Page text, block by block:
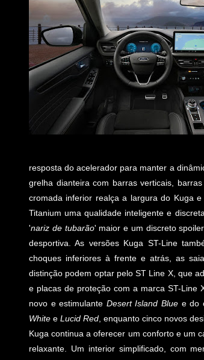
resposta do acelerador para manter a
grelha dianteira com barras verticais,
cromada inferior realça a largura do Kuga
Titanium uma qualidade inteligente e
'nariz de tubarão' maior e um discreto
desportiva. As versões Kuga ST-Line
choques inferiores à frente e atrás, as
distinção podem optar pelo ST Line X, que
e placas de proteção com a marca ST-Line
novo e estimulante Desert Island Blue e do
White e Lucid Red , enquanto cinco novos
Kuga continua a oferecer um conforto e um
relaxante. Um interior simplificado, com